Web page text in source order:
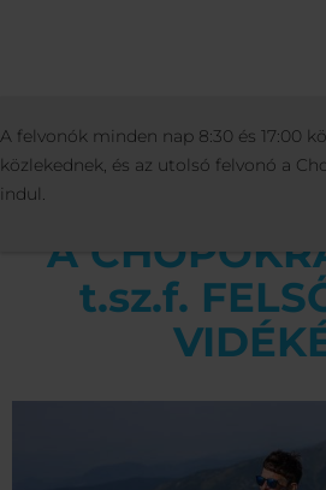
Magyar
AKTIVITÁSOK
FELVONÓKKAL A CHOPOKRA
T.SZ.F. FELSŐ-
A
t.sz.f.
A felvonók minden nap 8:30 és 17:00
közlekednek, és az utolsó felvonó a
indul.